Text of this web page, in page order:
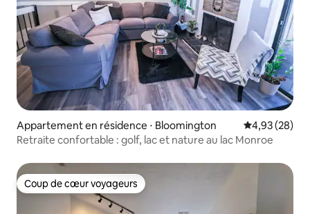
Appartement en résidence ⋅ Bloomington Évaluation
4,93 (28)
Retraite confortable : golf, lac et nature au lac Monroe
Coup de cœur voyageurs
Coup de cœur voyageurs